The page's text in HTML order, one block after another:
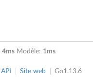
4msModèle: 1ms
API Site web Go1.13.6